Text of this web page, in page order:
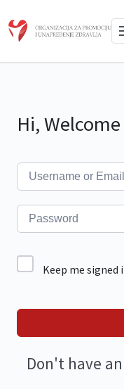
Hi,
Keep me signed
Don't have